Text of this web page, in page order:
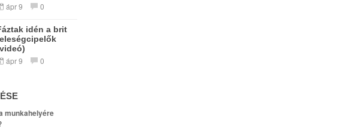
ápr 9 0
idén a brit
ápr 9 0
munkahelyére